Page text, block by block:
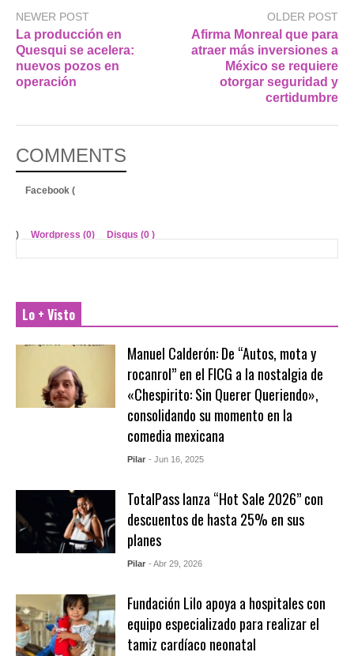
NEWER POST
La producción en
Quesqui se acelera:
nuevos pozos en
operación
OLDER POST
Afirma Monreal que para
atraer más inversiones a
México se requiere
otorgar seguridad y
certidumbre
COMMENTS
Facebook (
) Wordpress (0) Disqus (0 )
Lo + Visto
Manuel Calderón: De “Autos, mota y
rocanrol” en el FICG a la nostalgia de
«Chespirito: Sin Querer Queriendo»,
consolidando su momento en la
comedia mexicana
Pilar - Jun 16, 2025
TotalPass lanza “Hot Sale 2026” con
descuentos de hasta 25% en sus
planes
Pilar - Abr 29, 2026
Fundación Lilo apoya a hospitales con
equipo especializado para realizar el
tamiz cardíaco neonatal